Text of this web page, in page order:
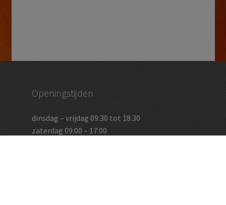
Openingstijden
dinsdag – vrijdag 09:30 tot 18:30
zaterdag 09:00 – 17:00